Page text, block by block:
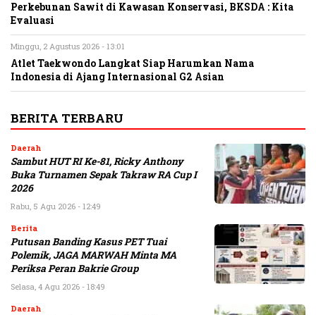
Perkebunan Sawit di Kawasan Konservasi, BKSDA : Kita
Evaluasi
Minggu, 2 Agustus 2026 - 13:01
Atlet Taekwondo Langkat Siap Harumkan Nama
Indonesia di Ajang Internasional G2 Asian
BERITA TERBARU
Daerah
Sambut HUT RI Ke-81, Ricky Anthony
Buka Turnamen Sepak Takraw RA Cup I
2026
Rabu, 5 Agu 2026 - 12:49
Berita
Putusan Banding Kasus PET Tuai
Polemik, JAGA MARWAH Minta MA
Periksa Peran Bakrie Group
Selasa, 4 Agu 2026 - 18:49
Daerah